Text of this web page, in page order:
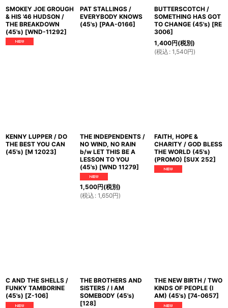
SMOKEY JOE GROUGH
& HIS '46 HUDSON /
THE BREAKDOWN
(45's) [WND-11292]
PAT STALLINGS /
EVERYBODY KNOWS
(45's) [PAA-0166]
BUTTERSCOTCH /
SOMETHING HAS GOT
TO CHANGE (45's) [RE
3006]
1,400円(税別)
(税込 : 1,540円)
KENNY LUPPER / DO
THE BEST YOU CAN
(45's) [M 12023]
THE INDEPENDENTS /
NO WIND, NO RAIN
b/w LET THIS BE A
LESSON TO YOU
(45's) [WND 11279]
1,500円(税別)
(税込 : 1,650円)
FAITH, HOPE &
CHARITY / GOD BLESS
THE WORLD (45's)
(PROMO) [SUX 252]
C AND THE SHELLS /
FUNKY TAMBORINE
(45's) [Z-106]
THE BROTHERS AND
SISTERS / I AM
SOMEBODY (45's)
[128]
THE NEW BIRTH / TWO
KINDS OF PEOPLE (I
AM) (45's) [74-0657]